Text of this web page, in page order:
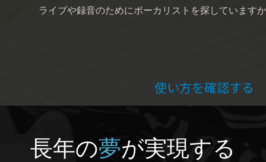
ライブや録音のためにボーカリストを探しています
使い方を確認する
長年の夢が実現する